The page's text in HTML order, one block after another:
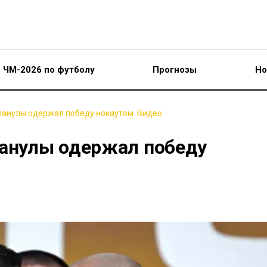
ЧМ-2026 по футболу Прогнозы
одержал победу нокаутом. Видео
одержал победу